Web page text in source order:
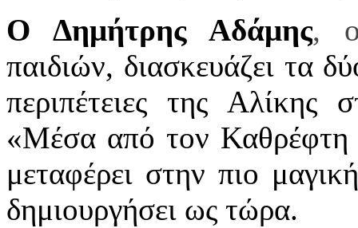
Ο Δημήτρης Αδάμης,
παιδιών, διασκευάζει τα
περιπέτειες της
«Μέσα από τον Καθρέφτη
μεταφέρει στην πιο
δημιουργήσει ως τώρα.